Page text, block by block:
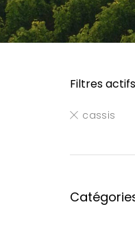
Filtres actifs
cassis